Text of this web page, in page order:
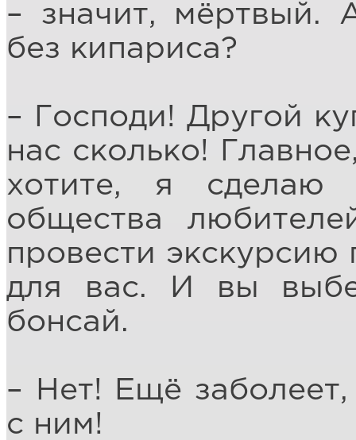
– значит, мёртвый.
без кипариса?
– Господи! Другой
нас сколько!
хотите, я сделаю
общества
провести экскурсию
для вас. И вы
бонсай.
– Нет! Ещё заболеет,
с ним!